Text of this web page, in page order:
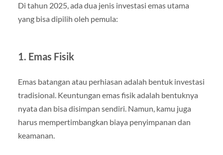
Di tahun 2025, ada dua jenis investasi emas utama
yang bisa dipilih oleh pemula:
1. Emas Fisik
Emas batangan atau perhiasan adalah bentuk investasi
tradisional. Keuntungan emas fisik adalah bentuknya
nyata dan bisa disimpan sendiri. Namun, kamu juga
harus mempertimbangkan biaya penyimpanan dan
keamanan.